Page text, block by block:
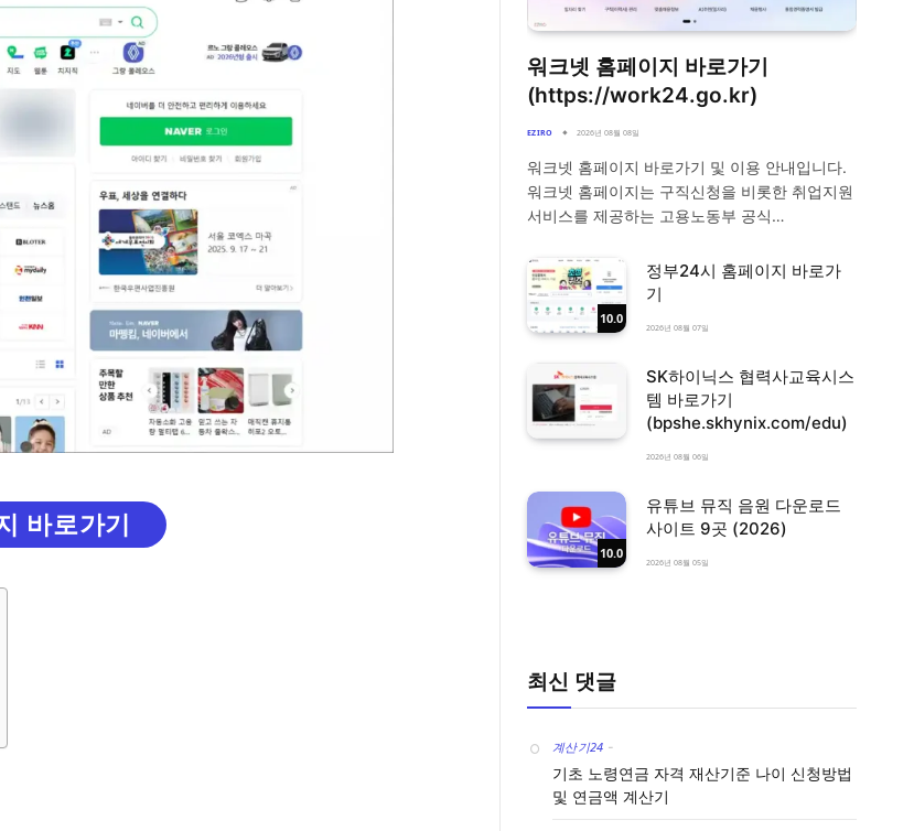
바로가기
워크넷 홈페이지 바로가기
(https://work24.go.kr)
EZIRO 2026년 08월 08일
워크넷 홈페이지 바로가기 및 이용 안내입니다.
워크넷 홈페이지는 구직신청을 비롯한 취업지원
서비스를 제공하는 고용노동부 공식…
10.0
정부24시 홈페이지 바로가
기
2026년 08월 07일
SK하이닉스 협력사교육시스
템 바로가기
(bpshe.skhynix.com/edu)
2026년 08월 06일
10.0
유튜브 뮤직 음원 다운로드
사이트 9곳 (2026)
2026년 08월 05일
최신 댓글
계산기24 -
기초 노령연금 자격 재산기준 나이 신청방법
및 연금액 계산기